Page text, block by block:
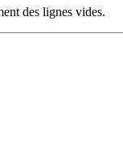
des lignes vides.